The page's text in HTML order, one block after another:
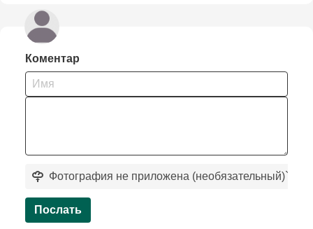
Коментар
Фотография не приложена (необязательный)`
Послать